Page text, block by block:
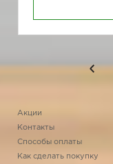
Акции
Контакты
Способы оплаты
Как сделать покупку